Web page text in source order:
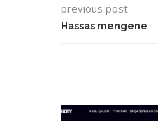
previous post
Hassas mengene